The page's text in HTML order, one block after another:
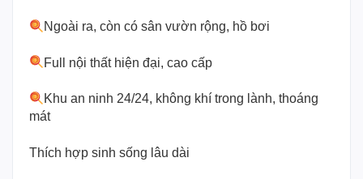
Ngoài ra, còn có sân vườn rộng, hồ bơi
Full nội thất hiện đại, cao cấp
Khu an ninh 24/24, không khí trong lành, thoáng
mát
Thích hợp sinh sống lâu dài